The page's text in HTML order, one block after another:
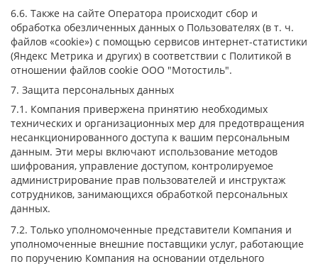
6.6. Также на сайте Оператора происходит сбор и
обработка обезличенных данных о Пользователях (в т. ч.
файлов «cookie») с помощью сервисов интернет-статистики
(Яндекс Метрика и других) в соответствии с Политикой в
отношении файлов cookie ООО "Мотостиль".
7. Защита персональных данных
7.1. Компания привержена принятию необходимых
технических и организационных мер для предотвращения
несанкционированного доступа к вашим персональным
данным. Эти меры включают использование методов
шифрования, управление доступом, контролируемое
администрирование прав пользователей и инструктаж
сотрудников, занимающихся обработкой персональных
данных.
7.2. Только уполномоченные представители Компания и
уполномоченные внешние поставщики услуг, работающие
по поручению Компания на основании отдельного